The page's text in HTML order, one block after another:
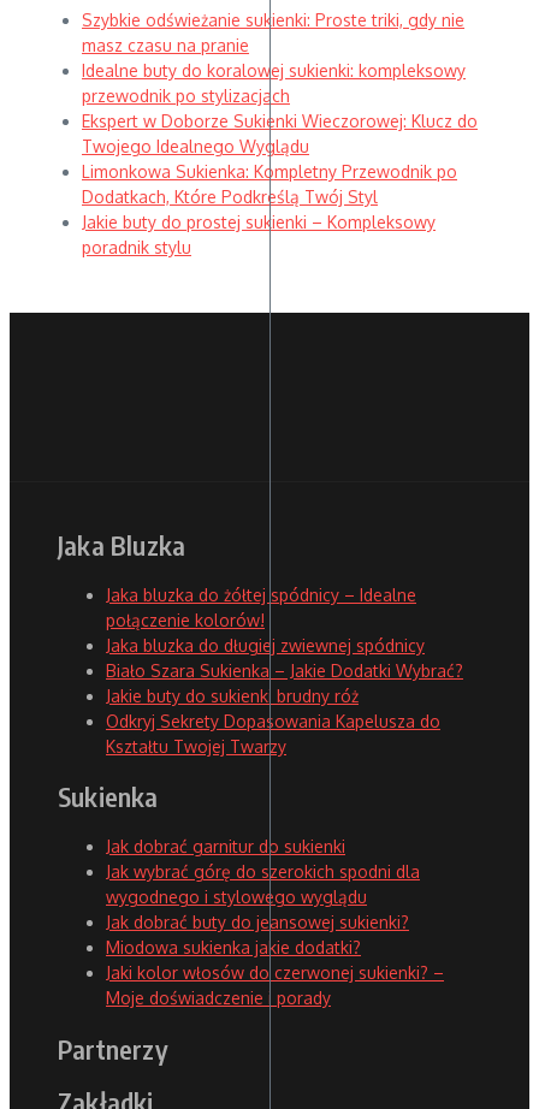
Szybkie odświeżanie sukienki: Proste triki, gdy nie
masz czasu na pranie
Idealne buty do koralowej sukienki: kompleksowy
przewodnik po stylizacjach
Ekspert w Doborze Sukienki Wieczorowej: Klucz do
Twojego Idealnego Wyglądu
Limonkowa Sukienka: Kompletny Przewodnik po
Dodatkach, Które Podkreślą Twój Styl
Jakie buty do prostej sukienki – Kompleksowy
poradnik stylu
Jaka Bluzka
Jaka bluzka do żółtej spódnicy – Idealne
połączenie kolorów!
Jaka bluzka do długiej zwiewnej spódnicy
Biało Szara Sukienka – Jakie Dodatki Wybrać?
Jakie buty do sukienki brudny róż
Odkryj Sekrety Dopasowania Kapelusza do
Kształtu Twojej Twarzy
Sukienka
Jak dobrać garnitur do sukienki
Jak wybrać górę do szerokich spodni dla
wygodnego i stylowego wyglądu
Jak dobrać buty do jeansowej sukienki?
Miodowa sukienka jakie dodatki?
Jaki kolor włosów do czerwonej sukienki? –
Moje doświadczenie i porady
Partnerzy
Zakładki